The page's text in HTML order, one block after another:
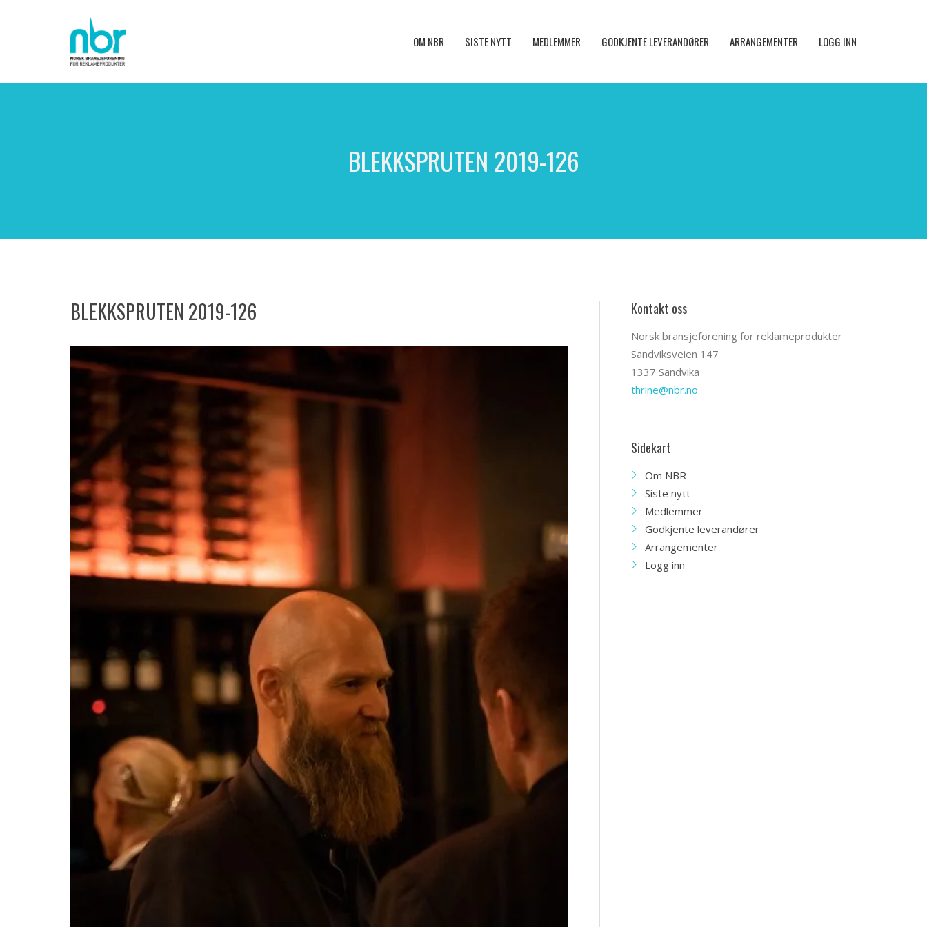
OM NBR SISTE NYTT MEDLEMMER GODKJENTE LEVERANDØRER ARRANGEMENTER LOGG INN
BLEKKSPRUTEN 2019-126
BLEKKSPRUTEN 2019-126 Kontakt oss
Norsk bransjeforening for reklameprodukter
Sandviksveien 147
1337 Sandvika
thrine@nbr.no
Sidekart
Om NBR
Siste nytt
Medlemmer
Godkjente leverandører
Arrangementer
Logg inn